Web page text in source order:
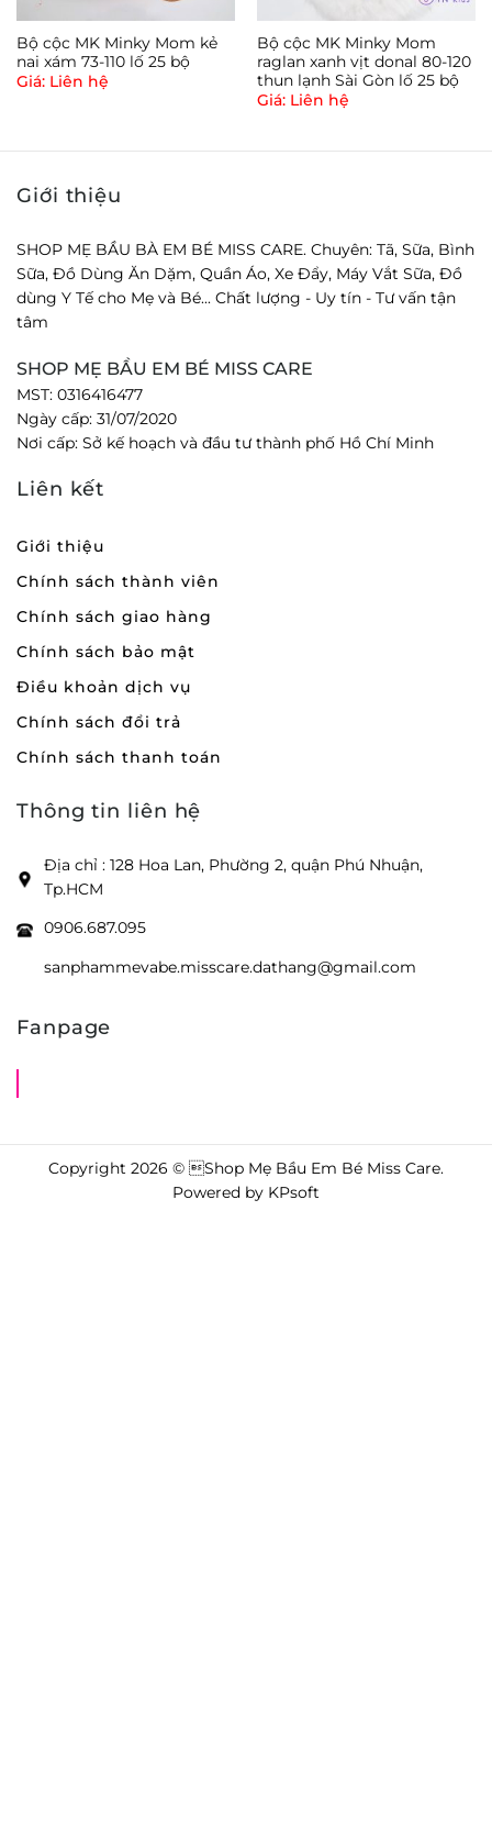
Bộ cộc MK Minky Mom kẻ
nai xám 73-110 lố 25 bộ
Giá: Liên hệ
Bộ cộc MK Minky Mom
raglan xanh vịt donal 80-120
thun lạnh Sài Gòn lố 25 bộ
Giá: Liên hệ
Giới thiệu
SHOP MẸ BẦU BÀ EM BÉ MISS CARE. Chuyên: Tã, Sữa, Bình
Sữa, Đồ Dùng Ăn Dặm, Quần Áo, Xe Đẩy, Máy Vắt Sữa, Đồ
dùng Y Tế cho Mẹ và Bé... Chất lượng - Uy tín - Tư vấn tận
tâm
SHOP MẸ BẦU EM BÉ MISS CARE
MST: 0316416477
Ngày cấp: 31/07/2020
Nơi cấp: Sở kế hoạch và đầu tư thành phố Hồ Chí Minh
Liên kết
Giới thiệu
Chính sách thành viên
Chính sách giao hàng
Chính sách bảo mật
Điều khoản dịch vụ
Chính sách đổi trả
Chính sách thanh toán
Thông tin liên hệ
Địa chỉ : 128 Hoa Lan, Phường 2, quận Phú Nhuận,
Tp.HCM
0906.687.095
sanphammevabe.misscare.dathang@gmail.com
Fanpage
Copyright 2026 © Shop Mẹ Bầu Em Bé Miss Care.
Powered by KPsoft